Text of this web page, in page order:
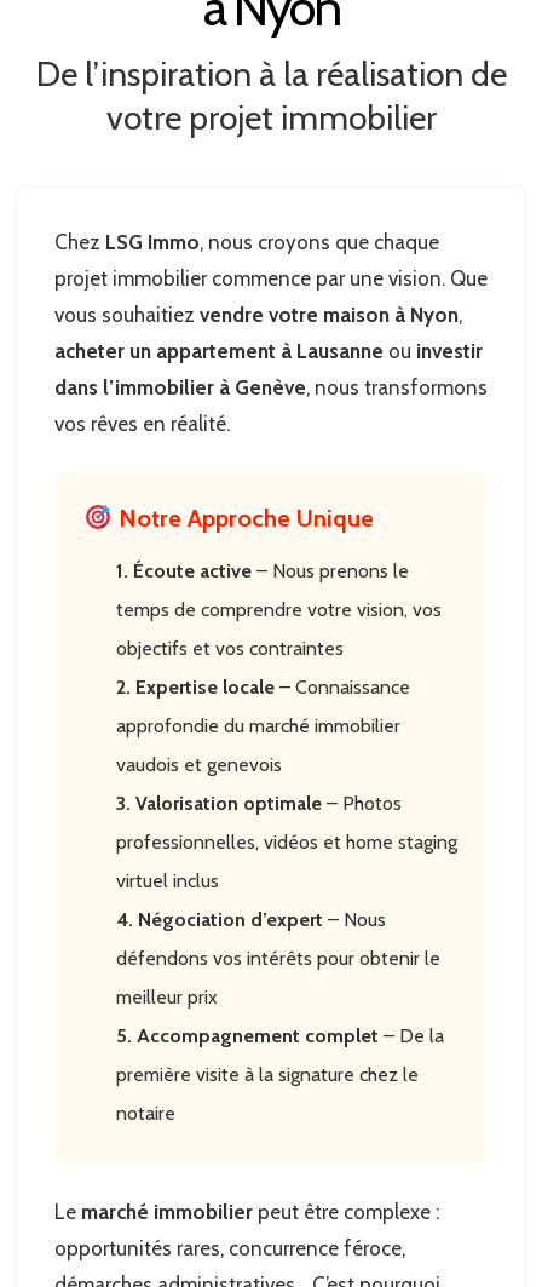
De l’inspiration à la réalisation de
votre projet immobilier
Chez LSG Immo, nous croyons que chaque
projet immobilier commence par une vision. Que
vous souhaitiez vendre votre maison à Nyon,
acheter un appartement à Lausanne ou investir
dans l’immobilier à Genève, nous transformons
vos rêves en réalité.
Notre Approche Unique
1. Écoute active – Nous prenons le
temps de comprendre votre vision, vos
objectifs et vos contraintes
2. Expertise locale – Connaissance
approfondie du marché immobilier
vaudois et genevois
3. Valorisation optimale – Photos
professionnelles, vidéos et home staging
virtuel inclus
4. Négociation d’expert – Nous
défendons vos intérêts pour obtenir le
meilleur prix
5. Accompagnement complet – De la
première visite à la signature chez le
notaire
Le marché immobilier peut être complexe :
opportunités rares, concurrence féroce,